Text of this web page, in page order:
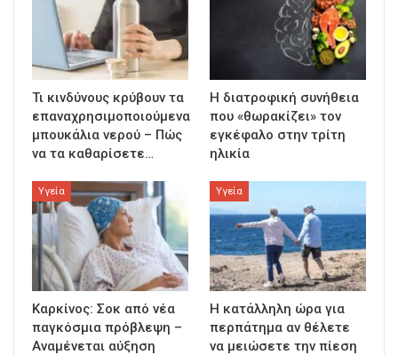
Τι κινδύνους κρύβουν τα
επαναχρησιμοποιούμενα
μπουκάλια νερού – Πώς
να τα καθαρίσετε…
Η διατροφική συνήθεια
που «θωρακίζει» τον
εγκέφαλο στην τρίτη
ηλικία
Υγεία
Καρκίνος: Σοκ από νέα
παγκόσμια πρόβλεψη –
Αναμένεται αύξηση
Υγεία
Η κατάλληλη ώρα για
περπάτημα αν θέλετε
να μειώσετε την πίεση